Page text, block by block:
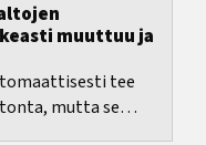
muuttuu ja
tee
mutta se